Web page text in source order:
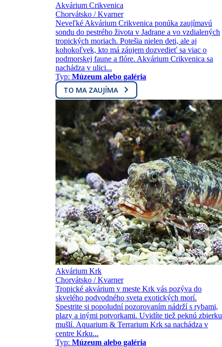
Akvárium Crikvenica
Chorvátsko / Kvarner
Neveľké Akvárium Crikvenica ponúka zaujímavú
sondu do pestrého života v Jadrane a vo vzdialených
tropických moriach. Potešia nielen deti, ale aj
kohokoľvek, kto má záujem dozvedieť sa viac o
podmorskej faune a flóre. Akvárium Crikvenica sa
nachádza v ulici...
Typ: Múzeum alebo galéria
TO MA ZAUJÍMA
Akvárium Krk
Chorvátsko / Kvarner
Tropické akvárium v meste Krk vás pozýva do
skvelého podvodného sveta exotických morí.
Spestrite si popoludní pozorovaním nádrží s rybami,
plazy a inými potvorkami. Uvidíte tiež peknú zbierku
mušlí. Aquarium & Terrarium Krk sa nachádza v
centre Krku...
Typ: Múzeum alebo galéria